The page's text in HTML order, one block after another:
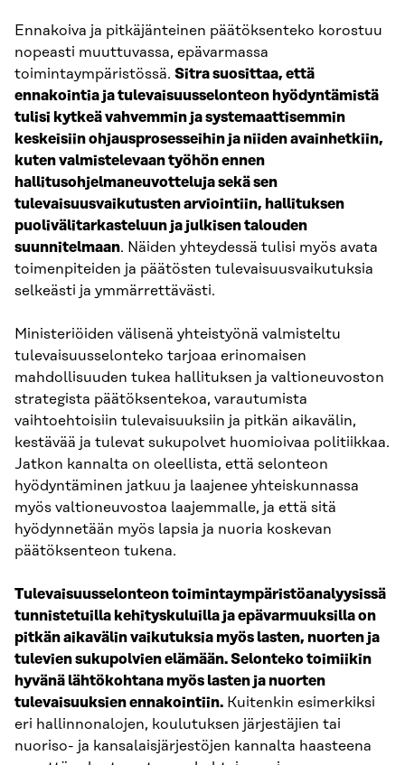
Ennakoiva ja pitkäjänteinen päätöksenteko korostuu
nopeasti muuttuvassa, epävarmassa
toimintaympäristössä. Sitra suosittaa, että
ennakointia ja tulevaisuusselonteon hyödyntämistä
tulisi kytkeä vahvemmin ja systemaattisemmin
keskeisiin ohjausprosesseihin ja niiden avainhetkiin,
kuten valmistelevaan työhön ennen
hallitusohjelmaneuvotteluja sekä sen
tulevaisuusvaikutusten arviointiin, hallituksen
puolivälitarkasteluun ja julkisen talouden
suunnitelmaan. Näiden yhteydessä tulisi myös avata
toimenpiteiden ja päätösten tulevaisuusvaikutuksia
selkeästi ja ymmärrettävästi.
Ministeriöiden välisenä yhteistyönä valmisteltu
tulevaisuusselonteko tarjoaa erinomaisen
mahdollisuuden tukea hallituksen ja valtioneuvoston
strategista päätöksentekoa, varautumista
vaihtoehtoisiin tulevaisuuksiin ja pitkän aikavälin,
kestävää ja tulevat sukupolvet huomioivaa politiikkaa.
Jatkon kannalta on oleellista, että selonteon
hyödyntäminen jatkuu ja laajenee yhteiskunnassa
myös valtioneuvostoa laajemmalle, ja että sitä
hyödynnetään myös lapsia ja nuoria koskevan
päätöksenteon tukena.
Tulevaisuusselonteon toimintaympäristöanalyysissä
tunnistetuilla kehityskuluilla ja epävarmuuksilla on
pitkän aikavälin vaikutuksia myös lasten, nuorten ja
tulevien sukupolvien elämään. Selonteko toimiikin
hyvänä lähtökohtana myös lasten ja nuorten
tulevaisuuksien ennakointiin. Kuitenkin esimerkiksi
eri hallinnonalojen, koulutuksen järjestäjien tai
nuoriso- ja kansalaisjärjestöjen kannalta haasteena